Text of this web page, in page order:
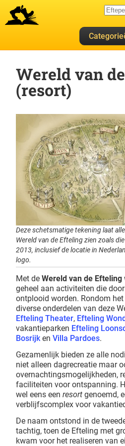
Wereld van
(resort)
Deze schetsmatige tekening laat
Wereld van de Efteling zien zoals
2013, inclusief de locatie in
logo.
Met de Wereld van de Efteling
geheel aan activiteiten die
ontplooid worden. Rondom het
diverse onderdelen van deze
Efteling Theater, Efteling
vakantieparken Efteling
Bosrijken Villa Pardoes.
Gezamenlijk bieden ze alle
niet alleen dagrecreatie maar
overnachtingsmogelijkheden,
faciliteiten voor ontspanning.
wel eens een resort genoemd,
verblijfscomplex voor
De naam ontstond in de
tachtig, toen de Efteling met
kwam voor het realiseren van